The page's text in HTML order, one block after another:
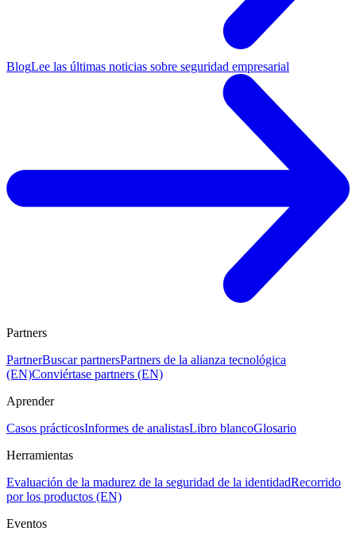
BlogLee las últimas noticias sobre seguridad empresarial
Partners
PartnerBuscar partnersPartners de la alianza tecnológica
(EN)Conviértase partners (EN)
Aprender
Casos prácticosInformes de analistasLibro blancoGlosario
Herramientas
Evaluación de la madurez de la seguridad de la identidadRecorrido
por los productos (EN)
Eventos